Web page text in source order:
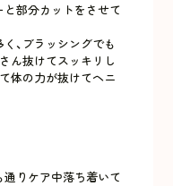
部分カットをさせて
、ブラッシングでも
ん抜けてスッキリし
体の力が抜けてヘニ
りケア中落ち着いて